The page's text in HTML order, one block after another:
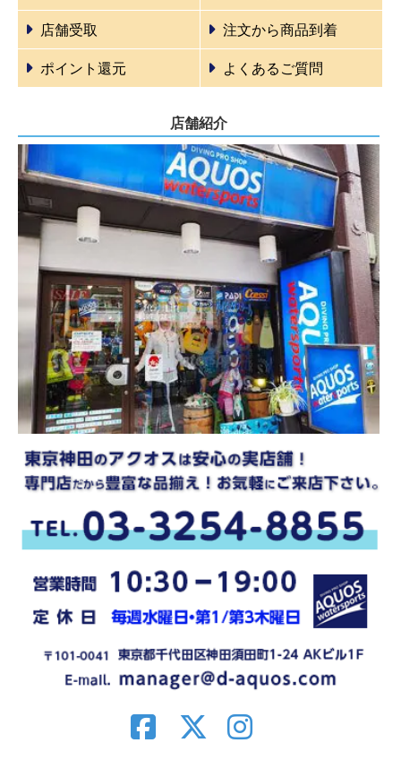
店舗受取 注文から商品到着
ポイント還元 よくあるご質問
店舗紹介